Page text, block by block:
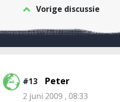
Vorige discussie
#13 Peter
2 juni 2009 , 08:33